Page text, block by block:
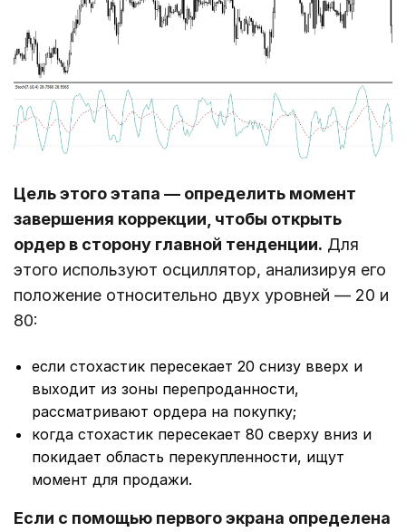
Цель этого этапа ― определить момент
завершения коррекции, чтобы открыть
ордер в сторону главной тенденции. Для
этого используют осциллятор, анализируя его
положение относительно двух уровней ― 20 и
80:
если стохастик пересекает 20 снизу вверх и
выходит из зоны перепроданности,
рассматривают ордера на покупку;
когда стохастик пересекает 80 сверху вниз и
покидает область перекупленности, ищут
момент для продажи.
Если с помощью первого экрана определена